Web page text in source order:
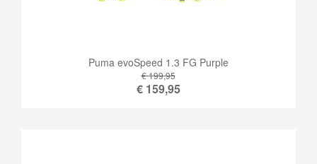
Puma evoSpeed ​​1.3 FG Purple
€ 199,95
€ 159,95